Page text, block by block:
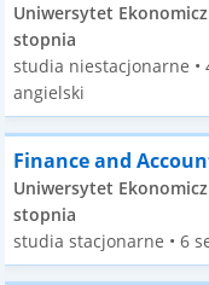
Uniwersytet
stopnia
studia niestacjonarne •
angielski
Finance and
Uniwersytet
stopnia
studia stacjonarne • 6